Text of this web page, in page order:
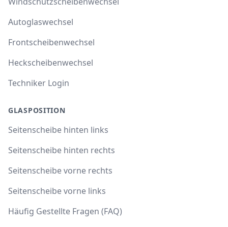
Autoglaswechsel
Frontscheibenwechsel
Heckscheibenwechsel
Techniker Login
GLASPOSITION
Seitenscheibe hinten links
Seitenscheibe hinten rechts
Seitenscheibe vorne rechts
Seitenscheibe vorne links
Häufig Gestellte Fragen (FAQ)